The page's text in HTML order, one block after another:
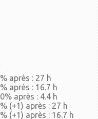
après : 27 h
après : 16.7 h
après : 4.4 h
(+1) après : 27 h
(+1) après : 16.7 h